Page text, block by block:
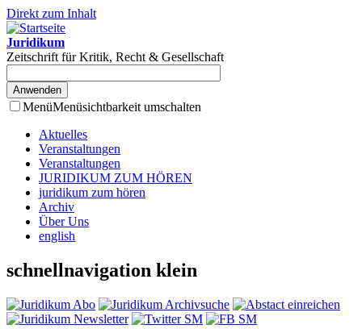
Direkt zum Inhalt
Juridikum
Zeitschrift für Kritik, Recht & Gesellschaft
MenüMenüsichtbarkeit umschalten
Aktuelles
Veranstaltungen
Veranstaltungen
JURIDIKUM ZUM HÖREN
juridikum zum hören
Archiv
Über Uns
english
schnellnavigation klein